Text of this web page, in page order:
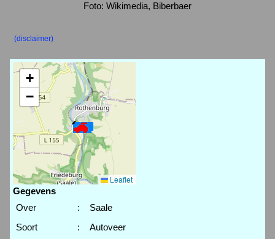
Foto: Wikimedia, Biberbaer
(disclaimer)
+
−
Leaflet
Gegevens
Over
:
Saale
Soort
:
Autoveer